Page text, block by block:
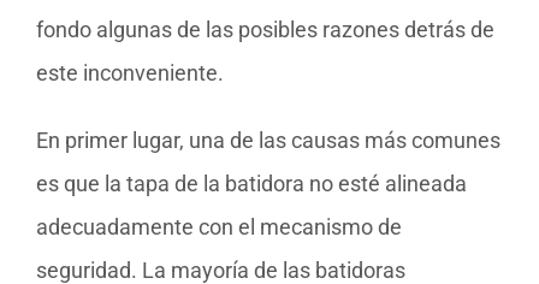
fondo algunas de las posibles razones detrás de
este inconveniente.
En primer lugar, una de las causas más comunes
es que la tapa de la batidora no esté alineada
adecuadamente con el mecanismo de
seguridad. La mayoría de las batidoras